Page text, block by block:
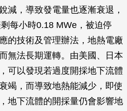
減，導致發電量也逐漸衰退，
每小時0.18 MWe，被迫停
的技術及管理辦法，地熱電廠
無法長期運轉。由美國、日本
可以發現若過度開採地下流體
竭，而導致地熱能減少，即使
地下流體的開採量仍會影響地